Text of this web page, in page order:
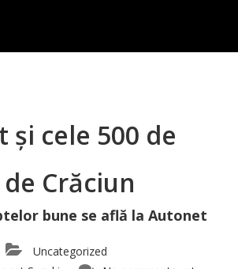
și cele 500 de
Crăciun
bune se află la Autonet
Uncategorized